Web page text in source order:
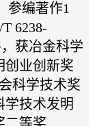
参编著作1
6238-
获冶金科学
创业创新奖
科学技术奖
学技术发明